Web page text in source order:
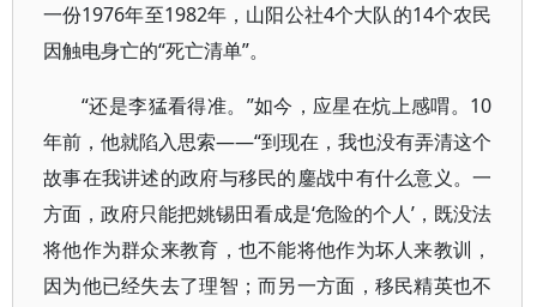
一份1976年至1982年，山阳公社4个大队的14个农民
因触电身亡的“死亡清单”。
“还是李猛看得准。”如今，应星在炕上感喟。10
年前，他就陷入思索——“到现在，我也没有弄清这个
故事在我讲述的政府与移民的鏖战中有什么意义。一
方面，政府只能把姚锡田看成是‘危险的个人’，既没法
将他作为群众来教育，也不能将他作为坏人来教训，
因为他已经失去了理智；而另一方面，移民精英也不